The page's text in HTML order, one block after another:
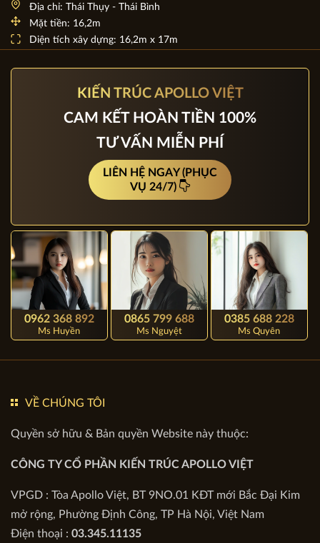
Mẫu Biệt thự nhà vườn 3 tầng Tân cổ điển đẹp được săn
đón BT21152
Chủ đầu tư: Ông Hoàng Ngọc Lộc
Diện tích xây dựng: 16,2m x 17m
KIẾN TRÚC APOLLO VIỆT
CAM KẾT HOÀN TIỀN 100%
TƯ VẤN MIỄN PHÍ
LIÊN HỆ NGAY (PHỤC
VỤ 24/7)
VỀ CHÚNG TÔI
Quyền sở hữu & Bản quyền Website này thuộc:
CÔNG TY CỔ PHẦN KIẾN TRÚC APOLLO VIỆT